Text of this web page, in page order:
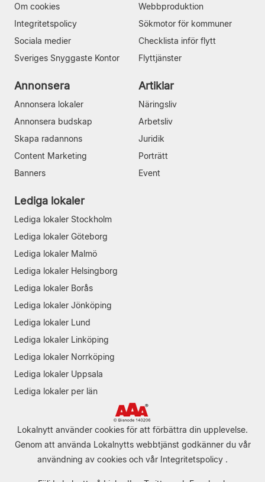
Om cookies
Integritetspolicy
Sociala medier
Sveriges Snyggaste Kontor
Webbproduktion
Sökmotor för kommuner
Checklista inför flytt
Flyttjänster
Annonsera
Annonsera lokaler
Annonsera budskap
Skapa radannons
Content Marketing
Banners
Artiklar
Näringsliv
Arbetsliv
Juridik
Porträtt
Event
Lediga lokaler
Lediga lokaler Stockholm
Lediga lokaler Göteborg
Lediga lokaler Malmö
Lediga lokaler Helsingborg
Lediga lokaler Borås
Lediga lokaler Jönköping
Lediga lokaler Lund
Lediga lokaler Linköping
Lediga lokaler Norrköping
Lediga lokaler Uppsala
Lediga lokaler per län
Lokalnytt använder cookies för att förbättra din upplevelse.
Genom att använda Lokalnytts webbtjänst godkänner du vår
användning av cookies och vår Integritetspolicy .